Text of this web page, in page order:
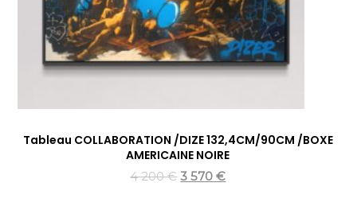
Tableau COLLABORATION /DIZE 132,4CM/90CM /BOXE
AMERICAINE NOIRE
4 200€ 3 570€